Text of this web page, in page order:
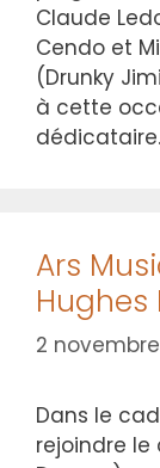
Claude
Cendo et
(Drunky
à cette
dédicataire.
Ars
Hughes
2
Dans le
rejoindre le